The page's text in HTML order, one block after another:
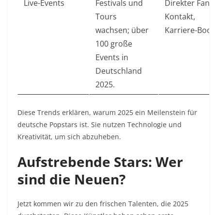
Live-Events
Festivals und
Tours
wachsen; über
100 große
Events in
Deutschland
2025.
Direkter Fan-
Kontakt,
Karriere-
Diese Trends erklären, warum 2025 ein Meilenstein für
deutsche Popstars ist. Sie nutzen Technologie und
Kreativität, um sich abzuheben.
Aufstrebende Stars: Wer
sind die Neuen?
Jetzt kommen wir zu den frischen Talenten, die 2025